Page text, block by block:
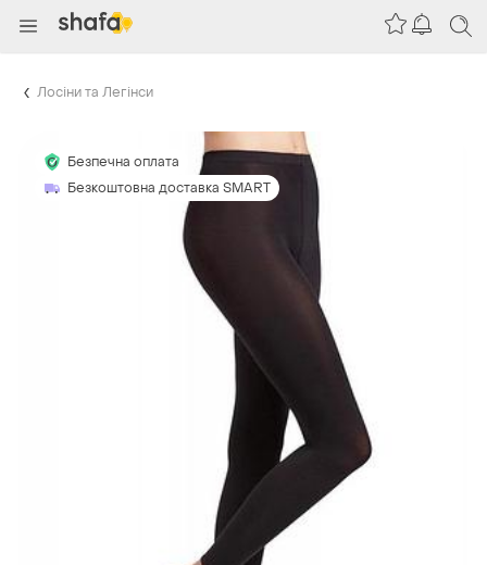
Лосіни та Легінси
Безпечна оплата
Безкоштовна доставка SMART